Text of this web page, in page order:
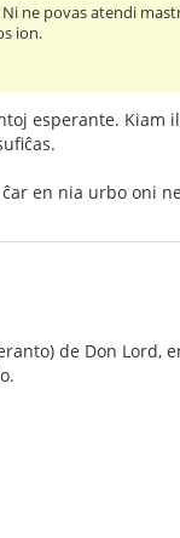
ne povas atendi
ion.
esperante. Kiam
en nia urbo oni
de Don Lord,